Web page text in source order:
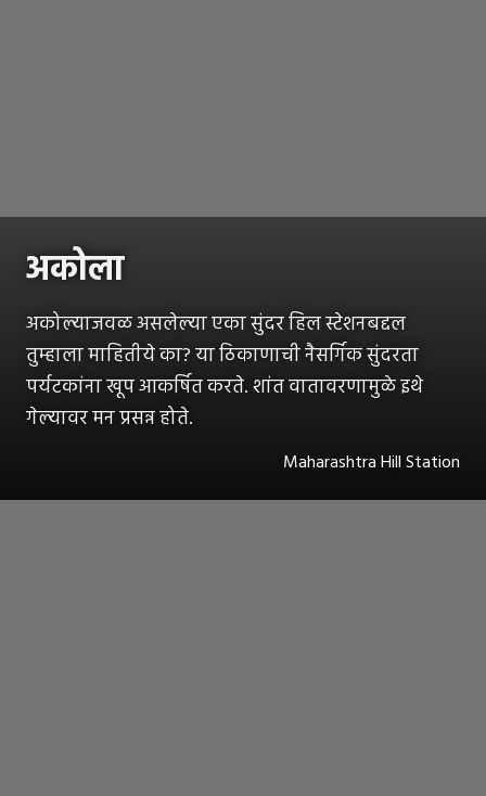
अकोला
अकोल्याजवळ असलेल्या एका सुंदर हिल स्टेशनबद्दल
तुम्हाला माहितीये का? या ठिकाणाची नैसर्गिक सुंदरता
पर्यटकांना खूप आकर्षित करते. शांत वातावरणामुळे इथे
गेल्यावर मन प्रसन्न होते.
Maharashtra Hill Station